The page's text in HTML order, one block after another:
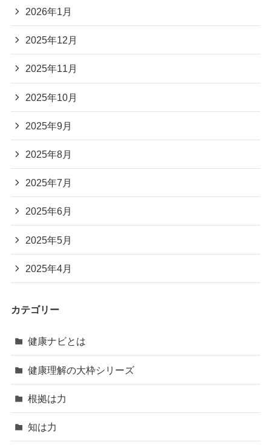
2026年1月
2025年12月
2025年11月
2025年10月
2025年9月
2025年8月
2025年7月
2025年6月
2025年5月
2025年4月
カテゴリー
健康ナビとは
健康理解の大枠シリーズ
根拠は力
知は力